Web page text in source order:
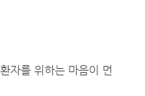
자를 위하는 마음이 먼